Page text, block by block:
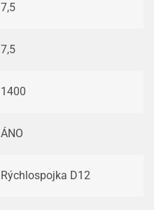
7,5
7,5
1400
ÁNO
Rýchlospojka D12